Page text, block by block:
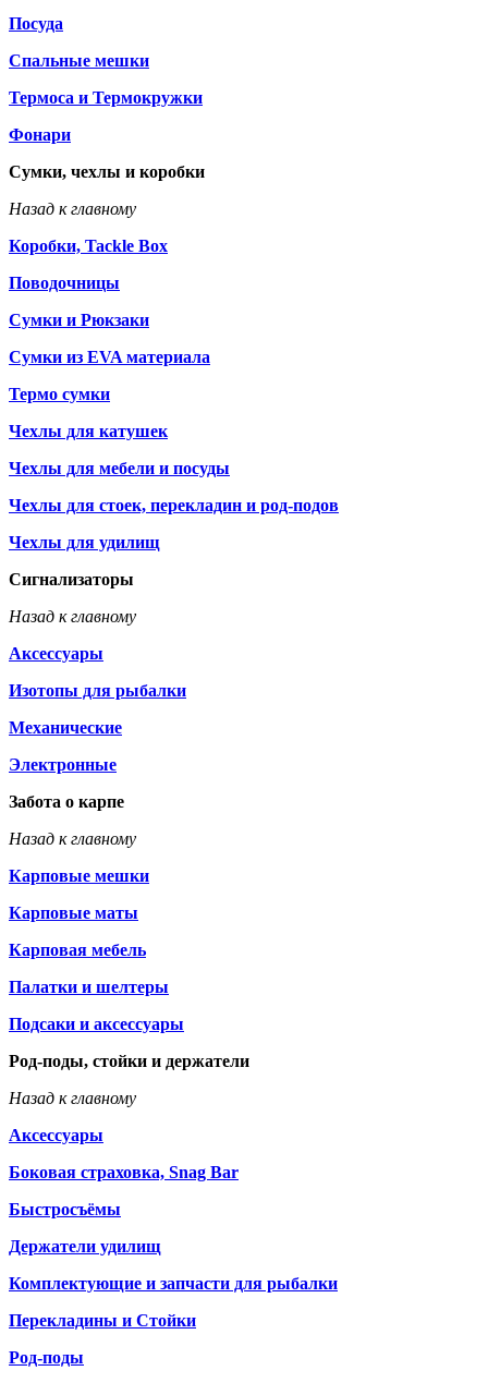
Посуда
Спальные мешки
Термоса и Термокружки
Фонари
Сумки, чехлы и коробки
Назад к главному
Коробки, Tackle Box
Поводочницы
Сумки и Рюкзаки
Сумки из EVA материала
Термо сумки
Чехлы для катушек
Чехлы для мебели и посуды
Чехлы для стоек, перекладин и род-подов
Чехлы для удилищ
Сигнализаторы
Назад к главному
Аксессуары
Изотопы для рыбалки
Механические
Электронные
Забота о карпе
Назад к главному
Карповые мешки
Карповые маты
Карповая мебель
Палатки и шелтеры
Подсаки и аксессуары
Род-поды, стойки и держатели
Назад к главному
Аксессуары
Боковая страховка, Snag Bar
Быстросъёмы
Держатели удилищ
Комплектующие и запчасти для рыбалки
Перекладины и Стойки
Род-поды